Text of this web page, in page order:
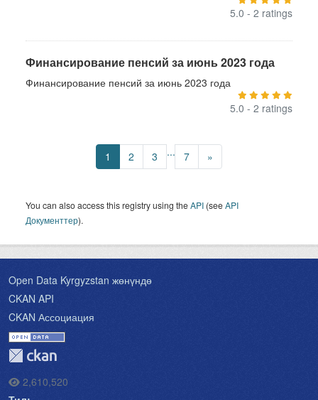
5.0 - 2 ratings
Финансирование пенсий за июнь 2023 года
Финансирование пенсий за июнь 2023 года
5.0 - 2 ratings
1 2 3 ... 7 »
You can also access this registry using theAPI (seeAPI
Документтер).
Open Data Kyrgyzstan жөнүндө
CKAN API
CKAN Ассоциация
2,610,520